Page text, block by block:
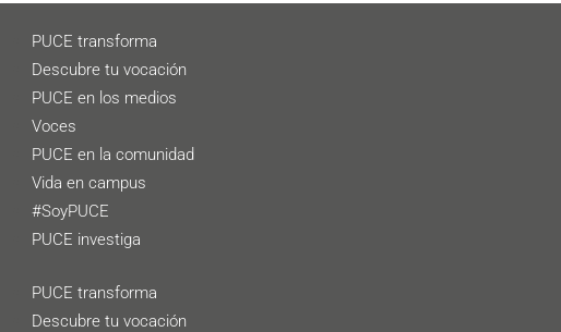
PUCE transforma
Descubre tu vocación
PUCE en los medios
Voces
PUCE en la comunidad
Vida en campus
#SoyPUCE
PUCE investiga
PUCE transforma
Descubre tu vocación